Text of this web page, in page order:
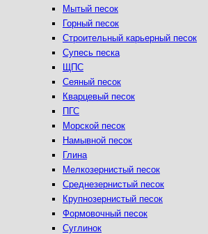
Мытый песок
Горный песок
Строительный карьерный песок
Супесь песка
ЩПС
Сеяный песок
Кварцевый песок
ПГС
Морской песок
Намывной песок
Глина
Мелкозернистый песок
Среднезернистый песок
Крупнозернистый песок
Формовочный песок
Суглинок